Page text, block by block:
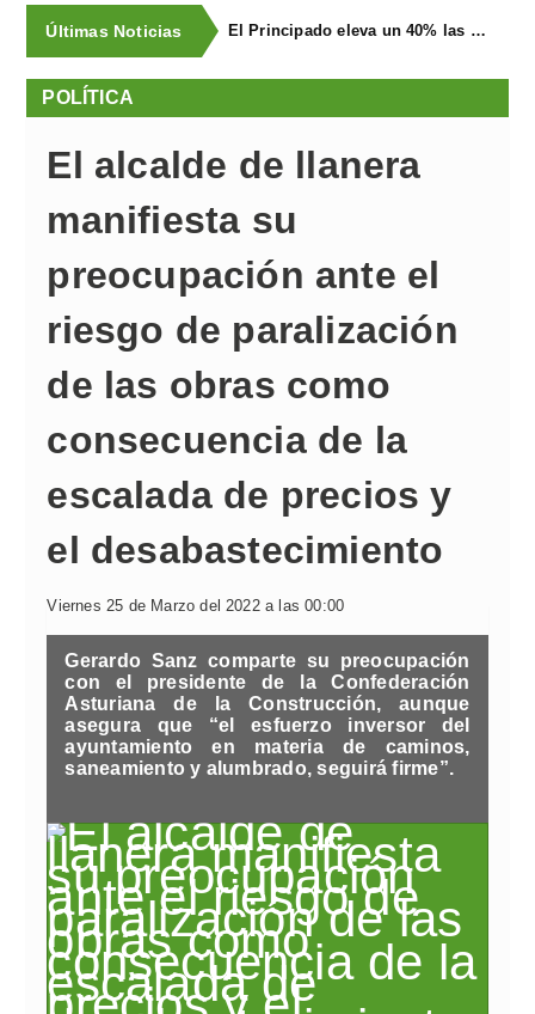
Últimas Noticias El Principado eleva un 40% las ayudas a la producción ecológica, que superan los cuatro millones de euros
POLÍTICA
El alcalde de llanera
manifiesta su
preocupación ante el
riesgo de paralización
de las obras como
consecuencia de la
escalada de precios y
el desabastecimiento
Viernes 25 de Marzo del 2022 a las 00:00
Gerardo Sanz comparte su preocupación
con el presidente de la Confederación
Asturiana de la Construcción, aunque
asegura que “el esfuerzo inversor del
ayuntamiento en materia de caminos,
saneamiento y alumbrado, seguirá firme”.